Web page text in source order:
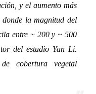
y el aumento más
donde la magnitud del
entre ~ 200 y ~ 500
del estudio Yan Li.
cobertura vegetal